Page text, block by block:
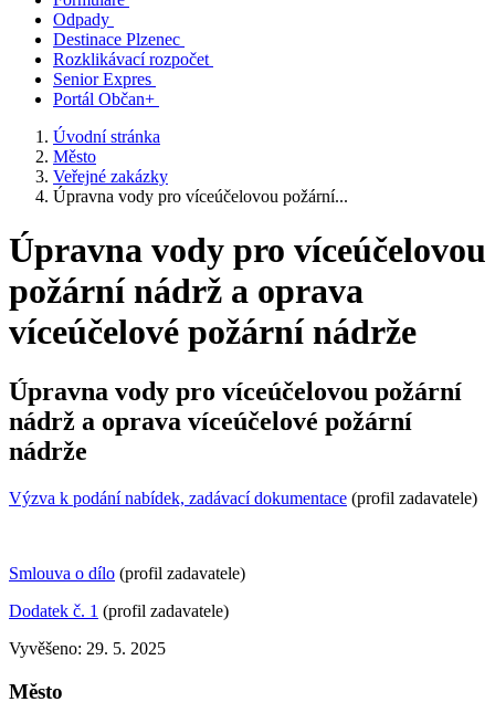
Odpady
Destinace Plzenec
Rozklikávací rozpočet
Senior Expres
Portál Občan+
Úvodní stránka
Město
Veřejné zakázky
Úpravna vody pro víceúčelovou požární...
Úpravna vody pro víceúčelovou
požární nádrž a oprava
víceúčelové požární nádrže
Úpravna vody pro víceúčelovou požární
nádrž a oprava víceúčelové požární
nádrže
Výzva k podání nabídek, zadávací dokumentace (profil zadavatele)
Smlouva o dílo (profil zadavatele)
Dodatek č. 1 (profil zadavatele)
Vyvěšeno: 29. 5. 2025
Město